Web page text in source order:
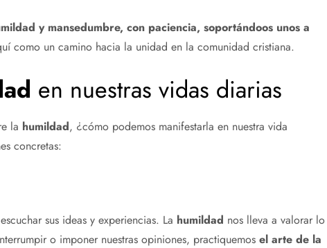
y mansedumbre, con paciencia, soportándoos unos a
como un camino hacia la unidad en la comunidad cristiana.
en nuestras vidas diarias
la humildad, ¿cómo podemos manifestarla en nuestra vida
concretas:
sus ideas y experiencias. La humildad nos lleva a valorar lo
o imponer nuestras opiniones, practiquemosel arte de la